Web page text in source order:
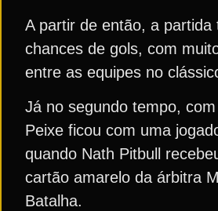
A partir de então, a partida
chances de gols, com
entre as equipes no
Já no segundo tempo,
Peixe ficou com uma
quando Nath Pitbull
cartão amarelo da árbitra
Batalha.